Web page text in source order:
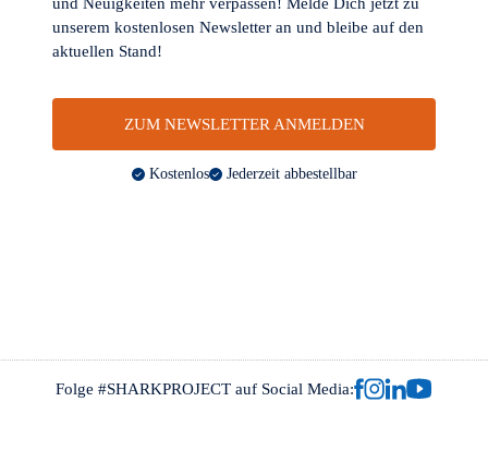
unserem kostenlosen Newsletter an und bleibe auf den
aktuellen Stand!
ZUM NEWSLETTER ANMELDEN
Kostenlos Jederzeit abbestellbar
Folge #SHARKPROJECT auf Social Media: